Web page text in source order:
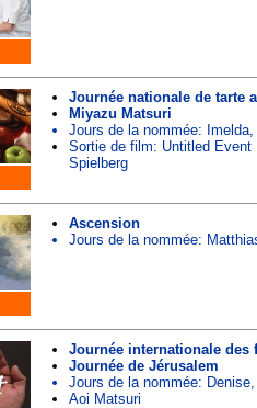
Journée nationale de tarte
Miyazu Matsuri
Jours de la nommée: Imelda,
Sortie de film: Untitled
Spielberg
Ascension
Jours de la nommée:
Journée internationale des
Journée de Jérusalem
Jours de la nommée: Denise
Aoi Matsuri